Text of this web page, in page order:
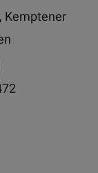
Kemptener